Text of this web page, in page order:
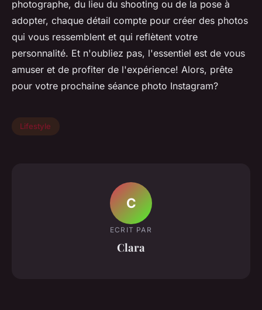
photographe, du lieu du shooting ou de la pose à
adopter, chaque détail compte pour créer des photos
qui vous ressemblent et qui reflètent votre
personnalité. Et n'oubliez pas, l'essentiel est de vous
amuser et de profiter de l'expérience! Alors, prête
pour votre prochaine séance photo Instagram?
Lifestyle
C
ECRIT PAR
Clara